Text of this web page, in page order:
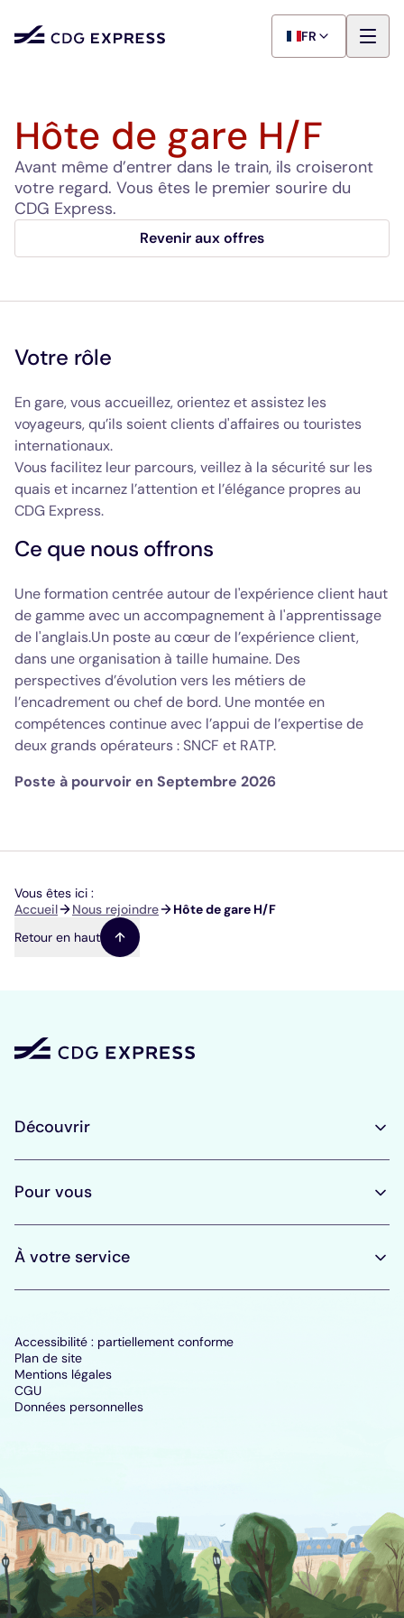
FR
Hôte de gare H/F
Avant même d’entrer dans le train, ils croiseront
votre regard. Vous êtes le premier sourire du
CDG Express.
Revenir aux offres
Votre rôle
En gare, vous accueillez, orientez et assistez les
voyageurs, qu’ils soient clients d'affaires ou touristes
internationaux.
Vous facilitez leur parcours, veillez à la sécurité sur les
quais et incarnez l’attention et l’élégance propres au
CDG Express.
Ce que nous offrons
Une formation centrée autour de l'expérience client haut
de gamme avec un accompagnement à l'apprentissage
de l'anglais.Un poste au cœur de l’expérience client,
dans une organisation à taille humaine. Des
perspectives d’évolution vers les métiers de
l’encadrement ou chef de bord. Une montée en
compétences continue avec l’appui de l’expertise de
deux grands opérateurs : SNCF et RATP.
Poste à pourvoir en Septembre 2026
Vous êtes ici :
Fil
Accueil Nous rejoindre
Hôte de gare H/F
Retour en haut
Découvrir
Pour vous
À votre service
Accessibilité : partiellement conforme
Plan de site
Mentions légales
CGU
Données personnelles